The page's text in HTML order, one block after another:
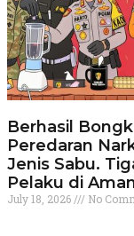
Berhasil
Peredaran
Jenis Sabu.
Pelaku di
July 18, 2026 No